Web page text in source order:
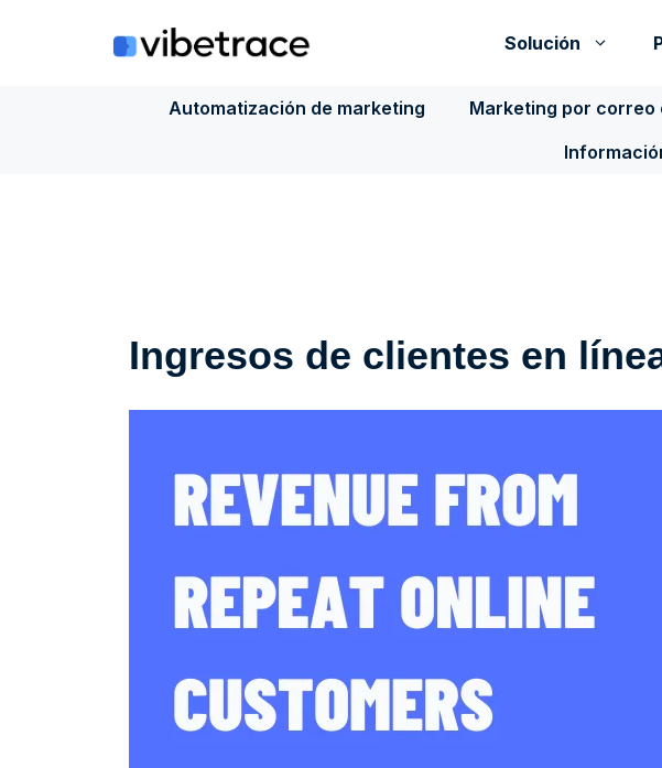
Solución
Automatización de marketing Marketing por
Ingresos de clientes en